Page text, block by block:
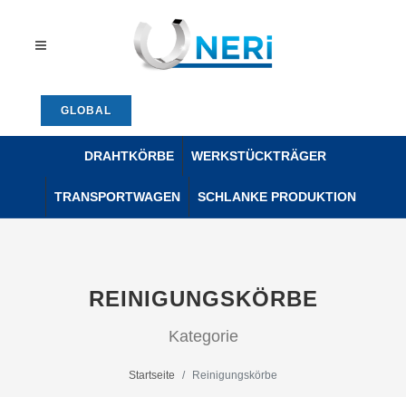
GLOBAL
DRAHTKÖRBE WERKSTÜCKTRÄGER
TRANSPORTWAGEN SCHLANKE PRODUKTION
REINIGUNGSKÖRBE
Kategorie
Startseite Reinigungskörbe